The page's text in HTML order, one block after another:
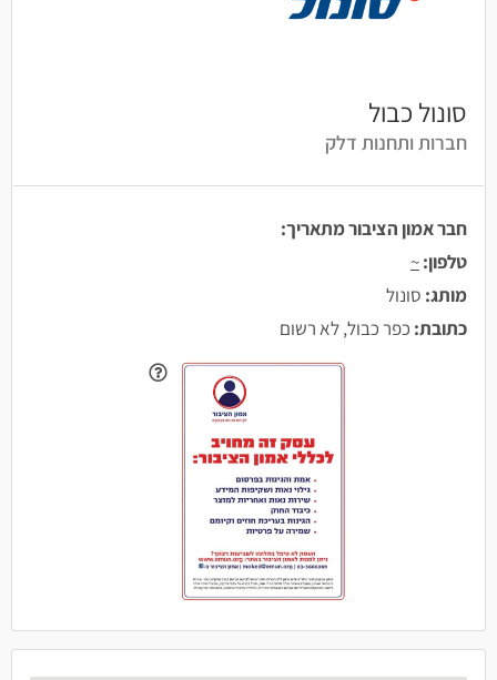
סונול כבול
חברות ותחנות דלק
חבר אמון הציבור מתאריך:
טלפון:~
מותג: סונול
כתובת: כפר כבול, לא רשום